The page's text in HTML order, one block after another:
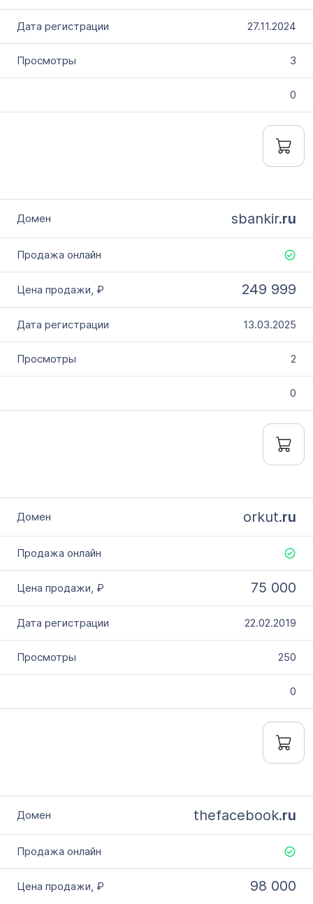
27.11.2024
3
0
sbankir.ru
249 999
13.03.2025
2
0
orkut.ru
75 000
22.02.2019
250
0
thefacebook.ru
98 000